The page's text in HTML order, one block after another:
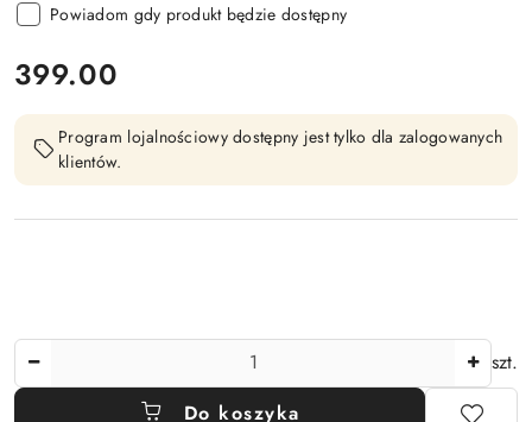
Powiadom gdy produkt będzie dostępny
cena:
399.00
Program lojalnościowy dostępny jest tylko dla zalogowanych
klientów.
szt.
Do koszyka